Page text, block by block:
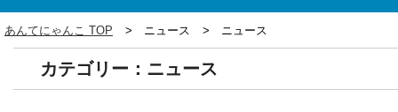
あんてにゃんこ TOP ニュース ニュース
カテゴリー：ニュース